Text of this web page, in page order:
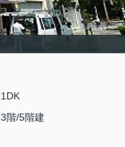
1DK
3階/5階建